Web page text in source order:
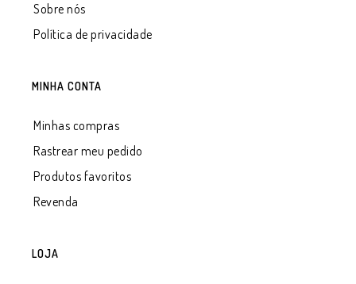
Sobre nós
Política de privacidade
MINHA CONTA
Minhas compras
Rastrear meu pedido
Produtos favoritos
Revenda
LOJA